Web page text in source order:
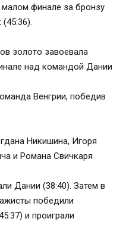
финале за бронзу
золото завоевала
над командой Дании
Венгрии, победив
Никишина, Игоря
и Романа Свичкаря
Дании (38:40). Затем в
победили
и проиграли